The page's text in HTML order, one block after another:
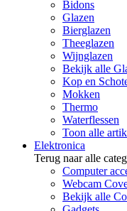
Bidons
Glazen
Bierglazen
Theeglazen
Wijnglazen
Bekijk alle
Kop en
Mokken
Thermo
Waterflessen
Toon alle
Elektronica
Terug naar alle
Computer
Webcam
Bekijk alle